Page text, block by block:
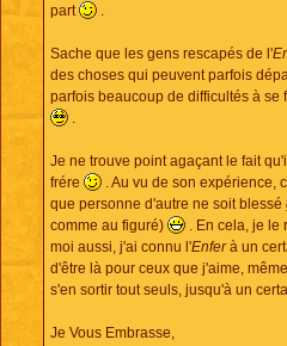
part
Sache que les gens rescapés de l'
des choses qui peuvent parfois
parfois beaucoup de difficultés à se
Je ne trouve point agaçant le fait
frére
. Au vu de son expérience,
que personne d'autre ne soit blessé
comme au figuré)
. En cela, je
moi aussi, j'ai connu l'Enferà un
d'être là pour ceux que j'aime,
s'en sortir tout seuls, jusqu'à un
Je Vous Embrasse,